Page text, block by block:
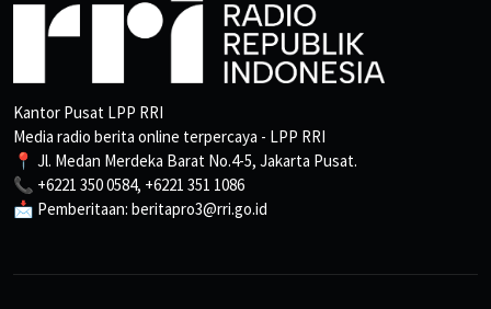
Kantor Pusat LPP RRI
Media radio berita online terpercaya - LPP RRI
📍 Jl. Medan Merdeka Barat No.4-5, Jakarta Pusat.
📞 +6221 350 0584, +6221 351 1086
📩 Pemberitaan: beritapro3@rri.go.id